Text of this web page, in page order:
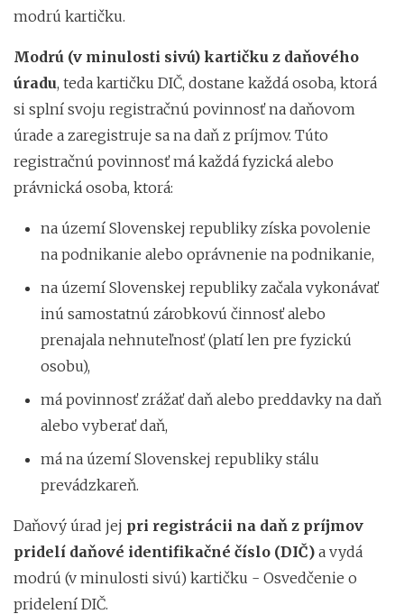
modrú kartičku.
Modrú (v minulosti sivú) kartičku z daňového
úradu, teda kartičku DIČ, dostane každá osoba, ktorá
si splní svoju registračnú povinnosť na daňovom
úrade a zaregistruje sa na daň z príjmov. Túto
registračnú povinnosť má každá fyzická alebo
právnická osoba, ktorá:
na území Slovenskej republiky získa povolenie
na podnikanie alebo oprávnenie na podnikanie,
na území Slovenskej republiky začala vykonávať
inú samostatnú zárobkovú činnosť alebo
prenajala nehnuteľnosť (platí len pre fyzickú
osobu),
má povinnosť zrážať daň alebo preddavky na daň
alebo vyberať daň,
má na území Slovenskej republiky stálu
prevádzkareň.
Daňový úrad jej pri registrácii na daň z príjmov
pridelí daňové identifikačné číslo (DIČ) a vydá
modrú (v minulosti sivú) kartičku - Osvedčenie o
pridelení DIČ.